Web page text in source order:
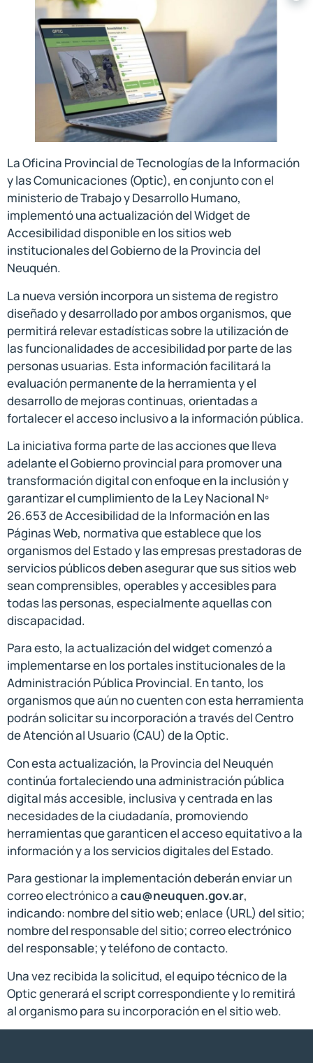
La Oficina Provincial de Tecnologías de la Información
y las Comunicaciones (Optic), en conjunto con el
ministerio de Trabajo y Desarrollo Humano,
implementó una actualización del Widget de
Accesibilidad disponible en los sitios web
institucionales del Gobierno de la Provincia del
Neuquén.
La nueva versión incorpora un sistema de registro
diseñado y desarrollado por ambos organismos, que
permitirá relevar estadísticas sobre la utilización de
las funcionalidades de accesibilidad por parte de las
personas usuarias. Esta información facilitará la
evaluación permanente de la herramienta y el
desarrollo de mejoras continuas, orientadas a
fortalecer el acceso inclusivo a la información pública.
La iniciativa forma parte de las acciones que lleva
adelante el Gobierno provincial para promover una
transformación digital con enfoque en la inclusión y
garantizar el cumplimiento de la Ley Nacional Nº
26.653 de Accesibilidad de la Información en las
Páginas Web, normativa que establece que los
organismos del Estado y las empresas prestadoras de
servicios públicos deben asegurar que sus sitios web
sean comprensibles, operables y accesibles para
todas las personas, especialmente aquellas con
discapacidad.
Para esto, la actualización del widget comenzó a
implementarse en los portales institucionales de la
Administración Pública Provincial. En tanto, los
organismos que aún no cuenten con esta herramienta
podrán solicitar su incorporación a través del Centro
de Atención al Usuario (CAU) de la Optic.
Con esta actualización, la Provincia del Neuquén
continúa fortaleciendo una administración pública
digital más accesible, inclusiva y centrada en las
necesidades de la ciudadanía, promoviendo
herramientas que garanticen el acceso equitativo a la
información y a los servicios digitales del Estado.
Para gestionar la implementación deberán enviar un
correo electrónico acau@neuquen.gov.ar,
indicando: nombre del sitio web; enlace (URL) del sitio;
nombre del responsable del sitio; correo electrónico
del responsable; y teléfono de contacto.
Una vez recibida la solicitud, el equipo técnico de la
Optic generará el script correspondiente y lo remitirá
al organismo para su incorporación en el sitio web.